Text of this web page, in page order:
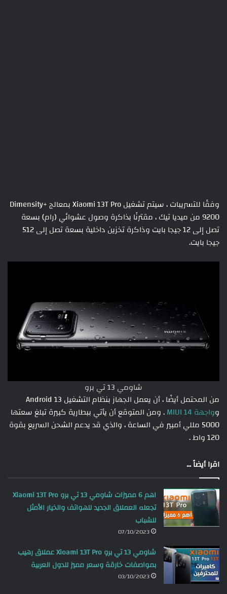
وفقًا للتسريبات ، سيتم تشغيل Xiaomi 13T Pro بمعالج +Dimensity
9200 من ميديا تيك ، مقترنًا بذاكرة وصول عشوائي (رام) بسعة
تصل إلى 12 جيجا بايت وذاكرة تخزين داخلية بسعة تصل إلى 512
جيجا بايت.
شاومي 13 تي برو
من المحتمل أيضًا ، أن يعمل الجهاز بنظام التشغيل Android 13
وواجهة MIUI 14
. ومن المتوقع أن يأتي ببطارية كبيرة تبلغ سعتها
5000 مللي أمبير في الساعة ، والذي قد يدعم الشحن السريع بقوة
120 واط .
اقرا أيضاً ...
اهم 6 مميزات شاومي 13 تي برو Xiaomi 13T Pro
تجعله العملاق الجديد للهواتف والخيار الأمثل
للشباب
07/10/2023
شاومي 13 تي برو Xioami 13T Pro عملاق رهيب
بمواصفات خارقة وسعر مميز للدول العربية
03/10/2023